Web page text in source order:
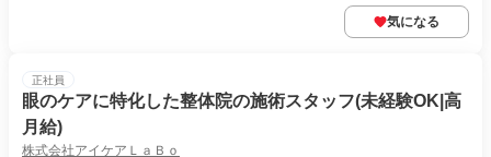
気になる
正社員
眼のケアに特化した整体院の施術スタッフ(未経験OK|高
月給)
株式会社アイケアＬａＢｏ